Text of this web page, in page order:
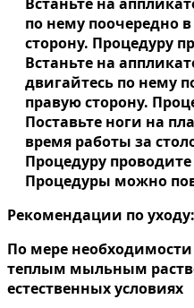
по нему поочередно
сторону. Процедуру
Встаньте на
двигайтесь по нему
правую сторону.
Поставьте ноги на
время работы за
Процедуру
Процедуры можно
Рекомендации по уходу:
По мере
теплым мыльным
естественных условиях